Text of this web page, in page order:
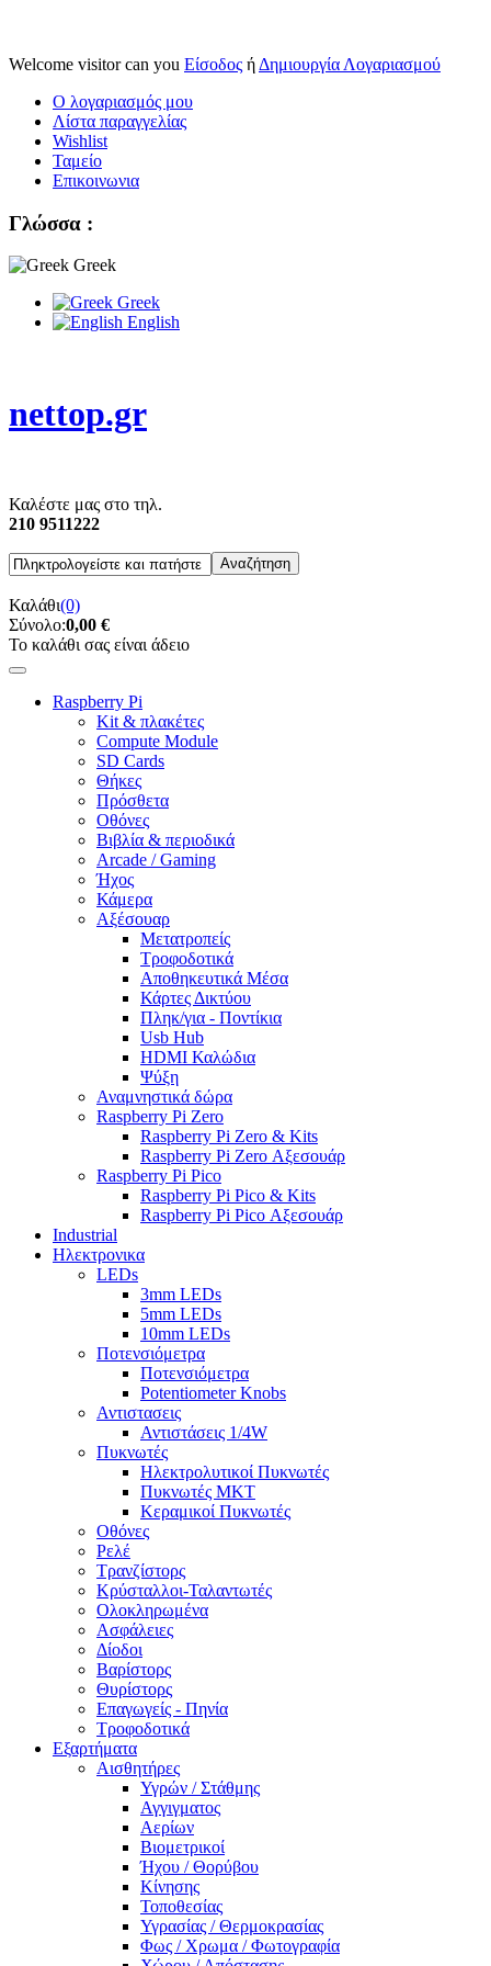
Welcome visitor can you Είσοδος ή Δημιουργία Λογαριασμού
Ο λογαριασμός μου
Λίστα παραγγελίας
Wishlist
Ταμείο
Επικοινωνια
Γλώσσα :
Greek
Greek
English
nettop.gr
Καλέστε μας στο τηλ.
210 9511222
Καλάθι(0)
Σύνολο:0,00 €
Το καλάθι σας είναι άδειο
Raspberry Pi
Kit & πλακέτες
Compute Module
SD Cards
Θήκες
Πρόσθετα
Οθόνες
Βιβλία & περιοδικά
Arcade / Gaming
Ήχος
Κάμερα
Αξέσουαρ
Μετατροπείς
Τροφοδοτικά
Αποθηκευτικά Μέσα
Κάρτες Δικτύου
Πληκ/για - Ποντίκια
Usb Hub
HDMI Καλώδια
Ψύξη
Αναμνηστικά δώρα
Raspberry Pi Zero
Raspberry Pi Zero & Kits
Raspberry Pi Zero Αξεσουάρ
Raspberry Pi Pico
Raspberry Pi Pico & Kits
Raspberry Pi Pico Αξεσουάρ
Industrial
Ηλεκτρονικα
LEDs
3mm LEDs
5mm LEDs
10mm LEDs
Ποτενσιόμετρα
Ποτενσιόμετρα
Potentiometer Knobs
Αντιστασεις
Αντιστάσεις 1/4W
Πυκνωτές
Ηλεκτρολυτικοί Πυκνωτές
Πυκνωτές MKT
Κεραμικοί Πυκνωτές
Οθόνες
Ρελέ
Τρανζίστορς
Κρύσταλλοι-Ταλαντωτές
Ολοκληρωμένα
Ασφάλειες
Δίοδοι
Βαρίστορς
Θυρίστορς
Επαγωγείς - Πηνία
Τροφοδοτικά
Εξαρτήματα
Αισθητήρες
Υγρών / Στάθμης
Αγγιγματος
Αερίων
Βιομετρικοί
Ήχου / Θορύβου
Κίνησης
Τοποθεσίας
Υγρασίας / Θερμοκρασίας
Φως / Χρωμα / Φωτογραφία